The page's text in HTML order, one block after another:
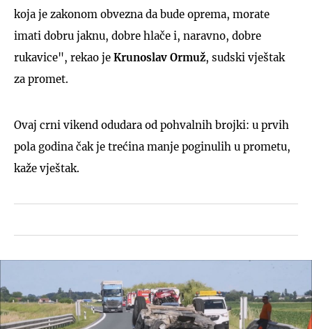
koja je zakonom obvezna da bude oprema, morate
imati dobru jaknu, dobre hlače i, naravno, dobre
rukavice", rekao je Krunoslav Ormuž, sudski vještak
za promet.
Ovaj crni vikend odudara od pohvalnih brojki: u prvih
pola godina čak je trećina manje poginulih u prometu,
kaže vještak.